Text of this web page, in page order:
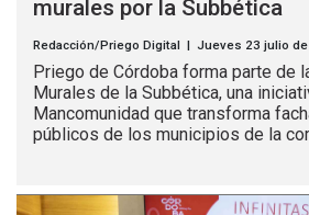
murales por la Subbética
Redacción/Priego Digital | Jueves 23 julio
Priego de Córdoba forma parte de
Murales de la Subbética, una
Mancomunidad que transforma
públicos de los municipios de la